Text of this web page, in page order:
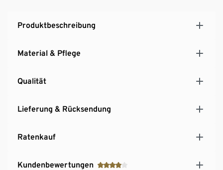
Produktbeschreibung
Material & Pflege
Qualität
Lieferung & Rücksendung
Ratenkauf
Kundenbewertungen